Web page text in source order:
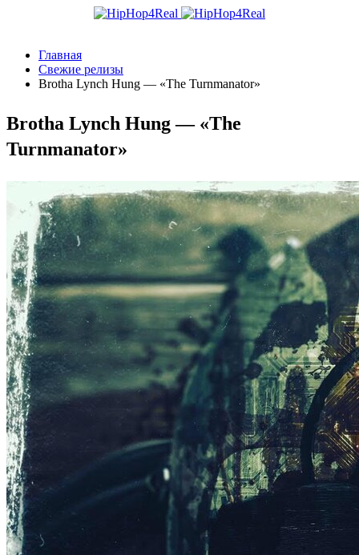
Главная
Свежие релизы
Brotha Lynch Hung — «The Turnmanator»
Brotha Lynch Hung — «The
Turnmanator»